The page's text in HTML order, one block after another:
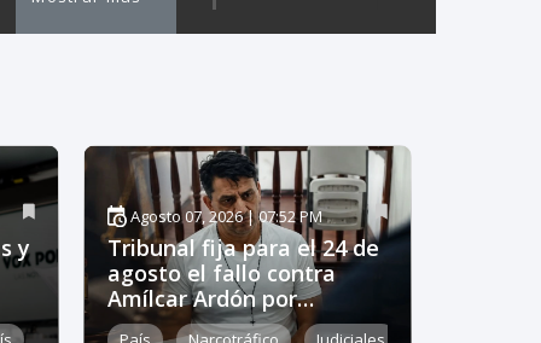
y
Agosto 07, 2026 | 07:52 PM
Tribunal fija para el 24 de
agosto el fallo contra
Amílcar Ardón por
presunto lavado de